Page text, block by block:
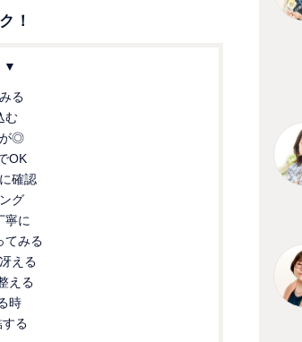
！
▼
る
む
が◎
OK
確認
グ
寧に
てみる
える
える
時
する